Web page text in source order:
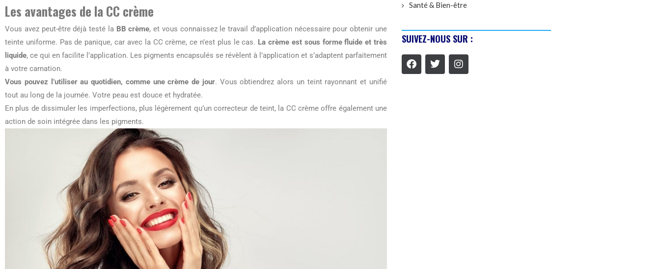
Les avantages de la CC crème
Vous avez peut-être déjà testé la BB crème, et vous connaissez le travail d’application nécessaire pour obtenir une
teinte uniforme. Pas de panique, car avec la CC crème, ce n’est plus le cas. La crème est sous forme fluide et très
liquide, ce qui en facilite l’application. Les pigments encapsulés se révèlent à l’application et s’adaptent parfaitement
à votre carnation.
Vous pouvez l’utiliser au quotidien, comme une crème de jour. Vous obtiendrez alors un teint rayonnant et unifié
tout au long de la journée. Votre peau est douce et hydratée.
En plus de dissimuler les imperfections, plus légèrement qu’un correcteur de teint, la CC crème offre également une
action de soin intégrée dans les pigments.
Santé & Bien-être
SUIVEZ-NOUS SUR :